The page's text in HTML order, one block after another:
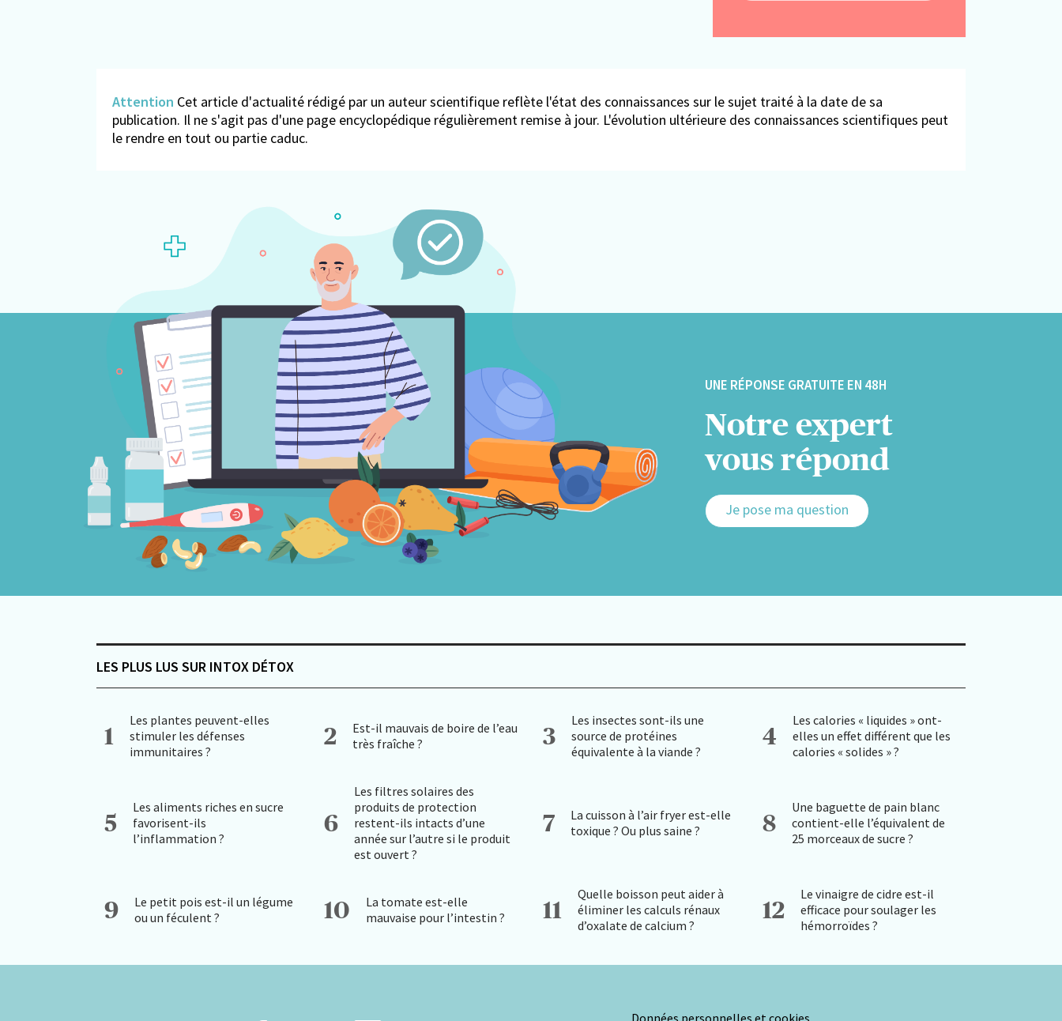
Attention Cet article d'actualité rédigé par un auteur scientifique reflète l'état des connaissances sur le sujet traité à la date de sa
publication. Il ne s'agit pas d'une page encyclopédique régulièrement remise à jour. L'évolution ultérieure des connaissances scientifiques peut
le rendre en tout ou partie caduc.
UNE RÉPONSE GRATUITE EN 48H
Notre expert
vous répond
Je pose ma question
LES PLUS LUS SUR INTOX DÉTOX
1
Les plantes peuvent-elles
stimuler les défenses
immunitaires ?
2
Est-il mauvais de boire de l’eau
très fraîche ?
3
Les insectes sont-ils une
source de protéines
équivalente à la viande ?
4
Les calories « liquides » ont-
elles un effet différent que les
calories « solides » ?
5
Les aliments riches en sucre
favorisent-ils
l’inflammation ?
6
Les filtres solaires des
produits de protection
restent-ils intacts d’une
année sur l’autre si le produit
est ouvert ?
7
La cuisson à l’air fryer est-elle
toxique ? Ou plus saine ?
8
Une baguette de pain blanc
contient-elle l’équivalent de
25 morceaux de sucre ?
9
Le petit pois est-il un légume
ou un féculent ?
10
La tomate est-elle
mauvaise pour l’intestin ?
11
Quelle boisson peut aider à
éliminer les calculs rénaux
d’oxalate de calcium ?
12
Le vinaigre de cidre est-il
efficace pour soulager les
hémorroïdes ?